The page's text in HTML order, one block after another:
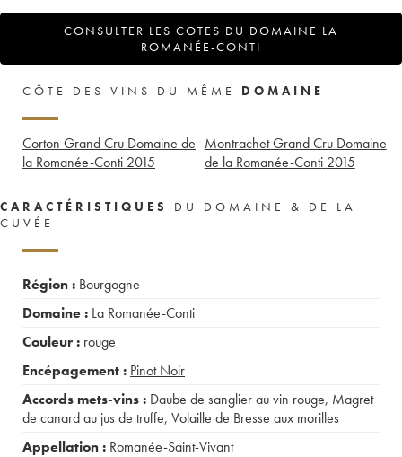
CONSULTER LES COTES DU DOMAINE LA
ROMANÉE-CONTI
CÔTE DES VINS DU MÊME DOMAINE
Corton Grand Cru Domaine de
la Romanée-Conti 2015
Montrachet Grand Cru Domaine
de la Romanée-Conti 2015
CARACTÉRISTIQUES
DU DOMAINE & DE LA
CUVÉE
Région : Bourgogne
Domaine : La Romanée-Conti
Couleur : rouge
Encépagement : Pinot Noir
Accords mets-vins : Daube de sanglier au vin rouge, Magret
de canard au jus de truffe, Volaille de Bresse aux morilles
Appellation : Romanée-Saint-Vivant